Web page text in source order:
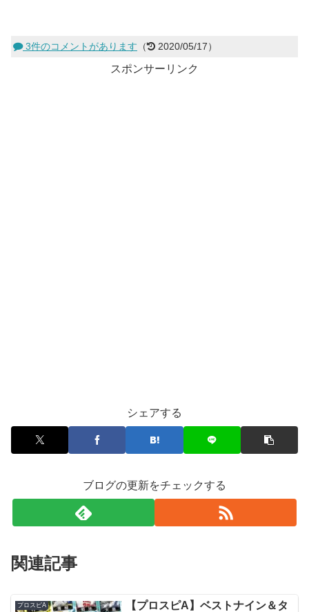
3件のコメントがあります （ 2020/05/17）
スポンサーリンク
シェアする
ブログの更新をチェックする
関連記事
プロスピA
【プロスピA】ベストナイン＆タ